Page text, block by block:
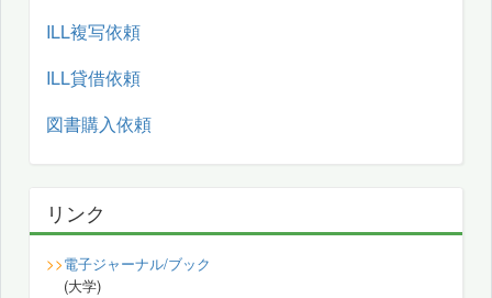
ILL複写依頼
ILL貸借依頼
図書購入依頼
リンク
>>電子ジャーナル/ブック
(大学)